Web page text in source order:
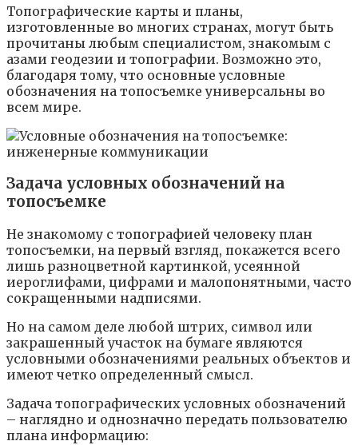
Топографические карты и планы,
изготовленные во многих странах, могут быть
прочитаны любым специалистом, знакомым с
азами геодезии и топографии. Возможно это,
благодаря тому, что основные условные
обозначения на топосъемке универсальны во
всем мире.
Задача условных обозначений на
топосъемке
Не знакомому с топографией человеку план
топосъемки, на первый взгляд, покажется всего
лишь разноцветной картинкой, усеянной
иероглифами, цифрами и малопонятными, часто
сокращенными надписями.
Но на самом деле любой штрих, символ или
закрашенный участок на бумаге являются
условными обозначениями реальных объектов и
имеют четко определенный смысл.
Задача топографических условных обозначений
– наглядно и однозначно передать пользователю
плана информацию: